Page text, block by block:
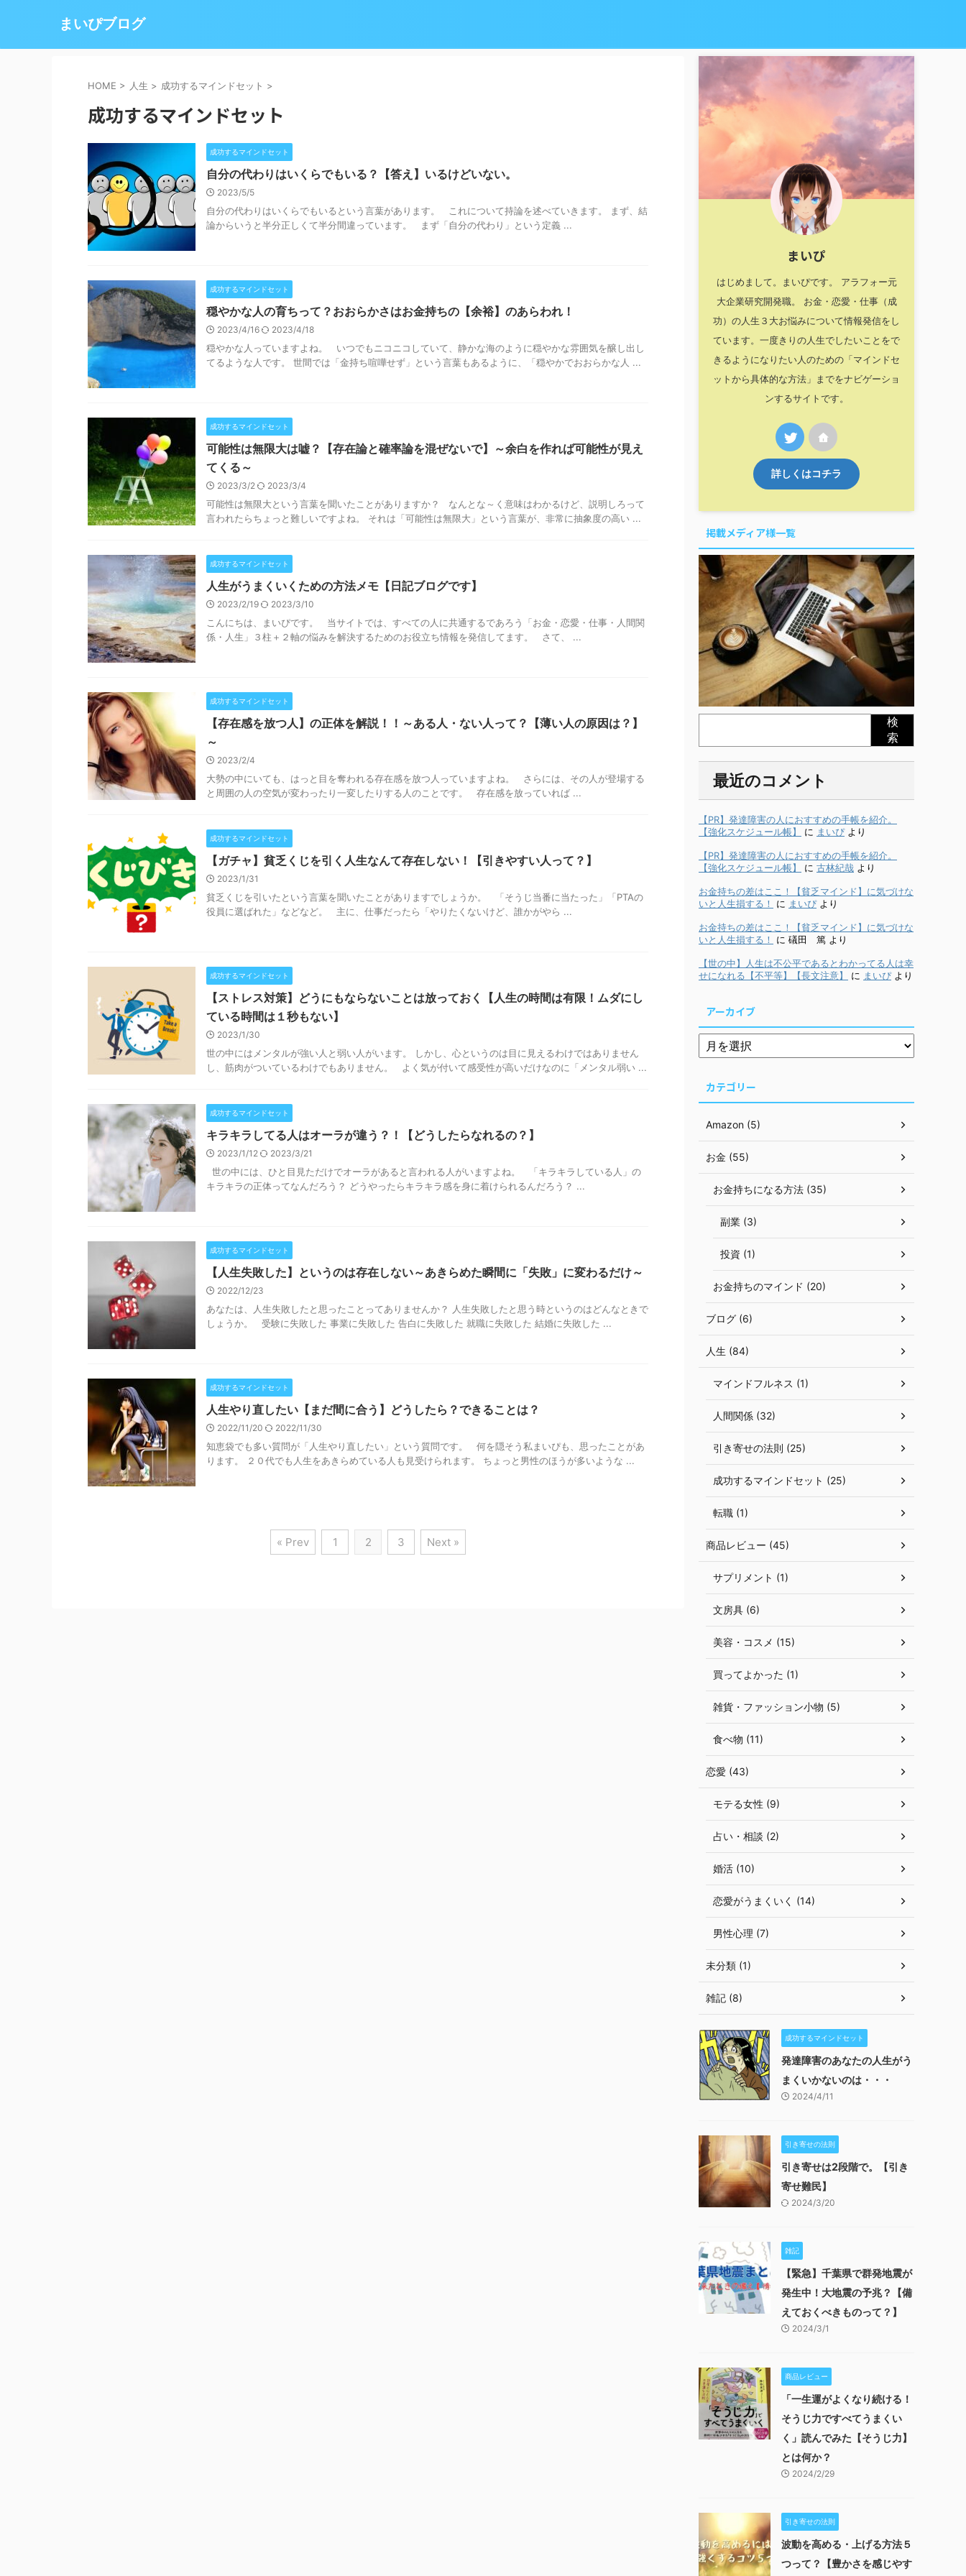
まいぴブログ
HOME > 人生 > 成功するマインドセット >
成功するマインドセット
成功するマインドセット
自分の代わりはいくらでもいる？【答え】いるけどいない。
2023/5/5
自分の代わりはいくらでもいるという言葉があります。 これについて持論を述べていきます。 まず、結
論からいうと半分正しくて半分間違っています。 まず「自分の代わり」という定義 ...
成功するマインドセット
穏やかな人の育ちって？おおらかさはお金持ちの【余裕】のあらわれ！
2023/4/16 2023/4/18
穏やかな人っていますよね。 いつでもニコニコしていて、静かな海のように穏やかな雰囲気を醸し出し
てるような人です。 世間では「金持ち喧嘩せず」という言葉もあるように、「穏やかでおおらかな人 ...
成功するマインドセット
可能性は無限大は嘘？【存在論と確率論を混ぜないで】～余白を作れば可能性が見え
てくる～
2023/3/2 2023/3/4
可能性は無限大という言葉を聞いたことがありますか？ なんとな～く意味はわかるけど、説明しろって
言われたらちょっと難しいですよね。 それは「可能性は無限大」という言葉が、非常に抽象度の高い ...
成功するマインドセット
人生がうまくいくための方法メモ【日記ブログです】
2023/2/19 2023/3/10
こんにちは、まいぴです。 当サイトでは、すべての人に共通するであろう「お金・恋愛・仕事・人間関
係・人生」３柱＋２軸の悩みを解決するためのお役立ち情報を発信してます。 さて、 ...
成功するマインドセット
【存在感を放つ人】の正体を解説！！～ある人・ない人って？【薄い人の原因は？】
～
2023/2/4
大勢の中にいても、はっと目を奪われる存在感を放つ人っていますよね。 さらには、その人が登場する
と周囲の人の空気が変わったり一変したりする人のことです。 存在感を放っていれば ...
成功するマインドセット
【ガチャ】貧乏くじを引く人生なんて存在しない！【引きやすい人って？】
2023/1/31
貧乏くじを引いたという言葉を聞いたことがありますでしょうか。 「そうじ当番に当たった」「PTAの
役員に選ばれた」などなど。 主に、仕事だったら「やりたくないけど、誰かがやら ...
成功するマインドセット
【ストレス対策】どうにもならないことは放っておく【人生の時間は有限！ムダにし
ている時間は１秒もない】
2023/1/30
世の中にはメンタルが強い人と弱い人がいます。 しかし、心というのは目に見えるわけではありません
し、筋肉がついているわけでもありません。 よく気が付いて感受性が高いだけなのに「メンタル弱い ...
成功するマインドセット
キラキラしてる人はオーラが違う？！【どうしたらなれるの？】
2023/1/12 2023/3/21
世の中には、ひと目見ただけでオーラがあると言われる人がいますよね。 「キラキラしている人」の
キラキラの正体ってなんだろう？ どうやったらキラキラ感を身に着けられるんだろう？ ...
成功するマインドセット
【人生失敗した】というのは存在しない～あきらめた瞬間に「失敗」に変わるだけ～
2022/12/23
あなたは、人生失敗したと思ったことってありませんか？ 人生失敗したと思う時というのはどんなときで
しょうか。 受験に失敗した 事業に失敗した 告白に失敗した 就職に失敗した 結婚に失敗した ...
成功するマインドセット
人生やり直したい【まだ間に合う】どうしたら？できることは？
2022/11/20 2022/11/30
知恵袋でも多い質問が「人生やり直したい」という質問です。 何を隠そう私まいぴも、思ったことがあ
ります。 ２０代でも人生をあきらめている人も見受けられます。 ちょっと男性のほうが多いような ...
« Prev 1 2 3 Next »
まいぴ
はじめまして。まいぴです。 アラフォー元
大企業研究開発職。 お金・恋愛・仕事（成
功）の人生３大お悩みについて情報発信をし
ています。一度きりの人生でしたいことをで
きるようになりたい人のための「マインドセ
ットから具体的な方法」までをナビゲーショ
ンするサイトです。
詳しくはコチラ
掲載メディア様一覧
検
索
最近のコメント
【PR】発達障害の人におすすめの手帳を紹介。
【強化スケジュール帳】
に まいぴより
【PR】発達障害の人におすすめの手帳を紹介。
【強化スケジュール帳】
に 古林紀哉 より
お金持ちの差はここ！【貧乏マインド】に気づけな
いと人生損する！
に まいぴより
お金持ちの差はここ！【貧乏マインド】に気づけな
いと人生損する！
に 礒田 篤 より
【世の中】人生は不公平であるとわかってる人は幸
せになれる【不平等】【長文注意】
に まいぴより
アーカイブ
カテゴリー
Amazon (5)
お金 (55)
お金持ちになる方法 (35)
副業 (3)
投資 (1)
お金持ちのマインド (20)
ブログ (6)
人生 (84)
マインドフルネス (1)
人間関係 (32)
引き寄せの法則 (25)
成功するマインドセット (25)
転職 (1)
商品レビュー (45)
サプリメント (1)
文房具 (6)
美容・コスメ (15)
買ってよかった (1)
雑貨・ファッション小物 (5)
食べ物 (11)
恋愛 (43)
モテる女性 (9)
占い・相談 (2)
婚活 (10)
恋愛がうまくいく (14)
男性心理 (7)
未分類 (1)
雑記 (8)
成功するマインドセット
発達障害のあなたの人生がう
まくいかないのは・・・
2024/4/11
引き寄せの法則
引き寄せは2段階で。【引き
寄せ難民】
2024/3/20
雑記
【緊急】千葉県で群発地震が
発生中！大地震の予兆？【備
えておくべきものって？】
2024/3/1
商品レビュー
「一生運がよくなり続ける！
そうじ力ですべてうまくい
く」読んでみた【そうじ力】
とは何か？
2024/2/29
引き寄せの法則
波動を高める・上げる方法５
つって？【豊かさを感じやす